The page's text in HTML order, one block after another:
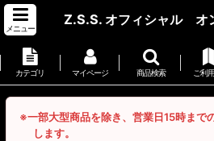
メニュー
Z.S.S. オフィシャル オ
カテゴリ マイページ 商品検索 ご利
※一部大型商品を除き、営業日15時まで
します。